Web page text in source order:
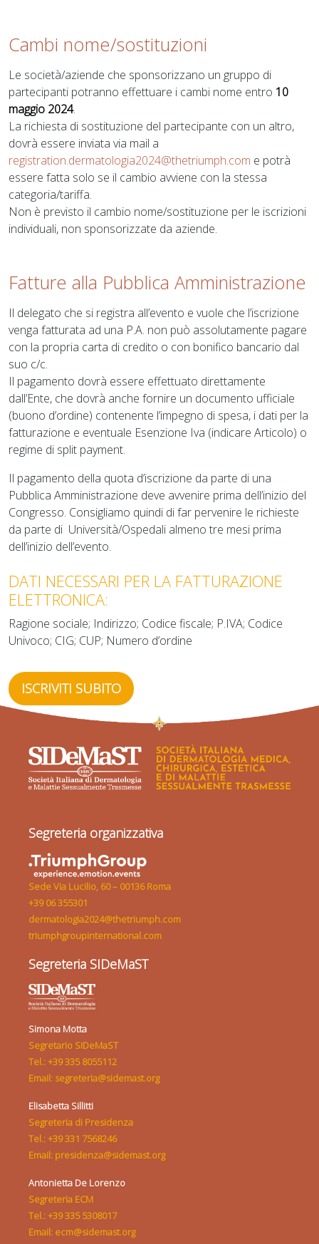
Cambi nome/sostituzioni
Le società/aziende che sponsorizzano un gruppo di
partecipanti potranno effettuare i cambi nome entro 10
maggio 2024.
La richiesta di sostituzione del partecipante con un altro,
dovrà essere inviata via mail a
registration.dermatologia2024@thetriumph.com e potrà
essere fatta solo se il cambio avviene con la stessa
categoria/tariffa.
Non è previsto il cambio nome/sostituzione per le iscrizioni
individuali, non sponsorizzate da aziende.
Fatture alla Pubblica Amministrazione
Il delegato che si registra all’evento e vuole che l’iscrizione
venga fatturata ad una P.A. non può assolutamente pagare
con la propria carta di credito o con bonifico bancario dal
suo c/c.
Il pagamento dovrà essere effettuato direttamente
dall’Ente, che dovrà anche fornire un documento ufficiale
(buono d’ordine) contenente l’impegno di spesa, i dati per la
fatturazione e eventuale Esenzione Iva (indicare Articolo) o
regime di split payment.
Il pagamento della quota d’iscrizione da parte di una
Pubblica Amministrazione deve avvenire prima dell’inizio del
Congresso. Consigliamo quindi di far pervenire le richieste
da parte di Università/Ospedali almeno tre mesi prima
dell’inizio dell’evento.
DATI NECESSARI PER LA FATTURAZIONE
ELETTRONICA:
Ragione sociale; Indirizzo; Codice fiscale; P.IVA; Codice
Univoco; CIG; CUP; Numero d’ordine
ISCRIVITI SUBITO
Segreteria organizzativa
Sede Via Lucilio, 60 – 00136 Roma
+39 06 355301
dermatologia2024@thetriumph.com
triumphgroupinternational.com
Segreteria SIDeMaST
Simona Motta
Segretario SIDeMaST
Tel.: +39 335 8055112
Email: segreteria@sidemast.org
Elisabetta Sillitti
Segreteria di Presidenza
Tel.: +39 331 7568246
Email: presidenza@sidemast.org
Antonietta De Lorenzo
Segreteria ECM
Tel.: +39 335 5308017
Email: ecm@sidemast.org